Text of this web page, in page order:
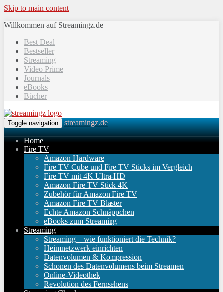
Skip to main content
Willkommen auf Streamingz.de
Best Deal
Bestseller
Streaming
Video Prime
Journals
eBooks
Bücher
Toggle navigation streamingz.de
Home
Fire TV
Amazon Hardware
Fire TV Cube und Fire TV Sticks im Vergleich
Fire TV mit 4K Ultra-HD
Amazon Fire TV Stick 4K
Zubehör für Amazon Fire TV
Amazon Fire TV Blaster
Echte Amazon Schnäppchen
eBooks zum Streaming
Streaming
Streaming – wie funktioniert die Technik?
Heimnetzwerk einrichten
Datenvolumen & Kompression
Schonen des Datenvolumens beim Streamen
Online-Videothek
Revolution des Fernsehens